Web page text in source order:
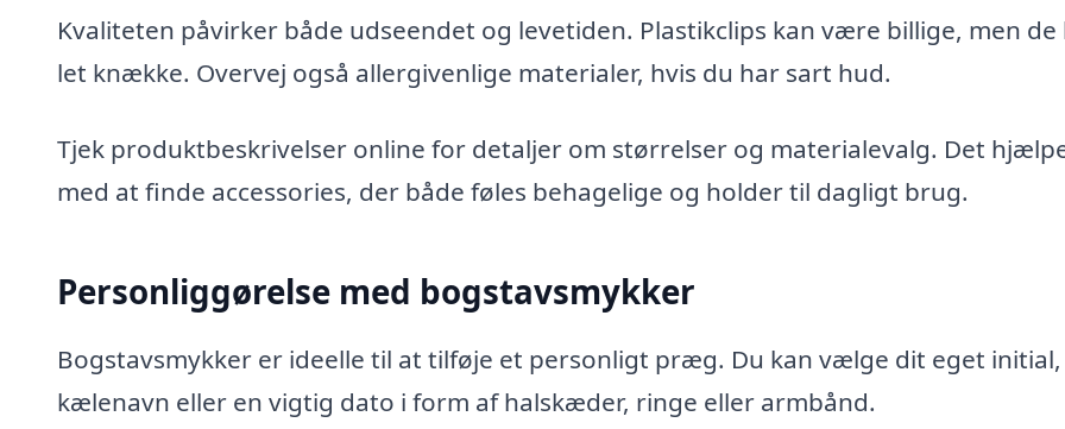
Kvaliteten påvirker både udseendet og levetiden. Plastikclips kan være billige, men de
let knække. Overvej også allergivenlige materialer, hvis du har sart hud.
Tjek produktbeskrivelser online for detaljer om størrelser og materialevalg. Det
med at finde accessories, der både føles behagelige og holder til dagligt brug.
Personliggørelse med bogstavsmykker
Bogstavsmykker er ideelle til at tilføje et personligt præg. Du kan vælge dit eget
kælenavn eller en vigtig dato i form af halskæder, ringe eller armbånd.